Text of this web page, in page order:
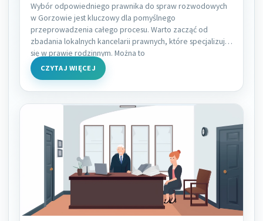
Wybór odpowiedniego prawnika do spraw rozwodowych
w Gorzowie jest kluczowy dla pomyślnego
przeprowadzenia całego procesu. Warto zacząć od
zbadania lokalnych kancelarii prawnych, które specjalizują
się w prawie rodzinnym. Można to
CZYTAJ WIĘCEJ